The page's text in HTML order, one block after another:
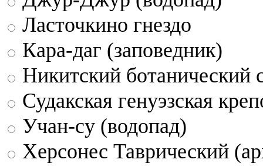
Ласточкино гнездо
Кара-даг (заповедник)
Никитский ботанический
Судакская генуэзская
Учан-су (водопад)
Херсонес Таврический